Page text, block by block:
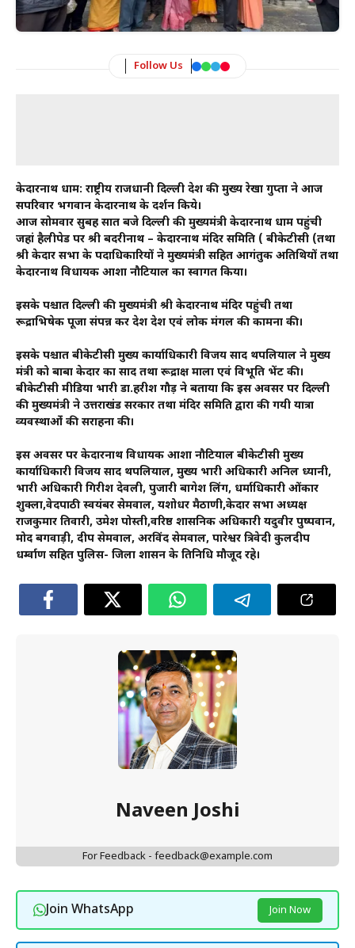
Follow Us
केदारनाथ धाम: राष्ट्रीय राजधानी दिल्ली प्रदेश की मुख्य रेखा गुप्ता ने आज
सपरिवार भगवान केदारनाथ के दर्शन किये।
आज सोमवार सुबह सात बजे दिल्ली की मुख्यमंत्री केदारनाथ धाम पहुंची
जहां हैलीपेड पर श्री बदरीनाथ – केदारनाथ मंदिर समिति ( बीकेटीसी (तथा
श्री केदार सभा के पदाधिकारियों ने मुख्यमंत्री सहित आगंतुक अतिथियों तथा
केदारनाथ विधायक आशा नौटियाल का स्वागत किया।
इसके पश्चात दिल्ली की मुख्यमंत्री श्री केदारनाथ मंदिर पहुंची तथा
रूद्राभिषेक पूजा संपन्न कर देश प्रदेश एवं लोक मंगल की कामना की।
इसके पश्चात बीकेटीसी मुख्य कार्याधिकारी विजय प्रसाद थपलियाल ने मुख्य
मंत्री को बाबा केदार का प्रसाद तथा रूद्राक्ष माला एवं विभूति भेंट की।
बीकेटीसी मीडिया प्रभारी डा.हरीश गौड़ ने बताया कि इस अवसर पर‌ दिल्ली
की मुख्यमंत्री ने उत्तराखंड सरकार तथा मंदिर समिति द्वारा की गयी यात्रा
व्यवस्थाओंं की सराहना की।
इस अवसर पर केदारनाथ विधायक आशा नौटियाल बीकेटीसी मुख्य
कार्याधिकारी विजय प्रसाद थपलियाल, मुख्य प्रभारी अधिकारी अनिल ध्यानी,
प्रभारी अधिकारी गिरीश देवली, पुजारी बागेश लिंग, धर्माधिकारी ओंकार
शुक्ला,वेदपाठी स्वयंबर सेमवाल, यशोधर मैठाणी,केदार सभा अध्यक्ष
राजकुमार तिवारी, उमेश पोस्ती,वरिष्ठ प्रशासनिक अधिकारी यदुवीर पुष्पवान,
प्रमोद बगवाड़ी, प्रदीप सेमवाल, अरविंद सेमवाल, पारेश्वर त्रिवेदी कुलदीप
धर्म्वाण सहित पुलिस- जिला प्रशासन के प्रतिनिधि मौजूद रहे।
Naveen Joshi
For Feedback - feedback@example.com
Join WhatsApp Join Now